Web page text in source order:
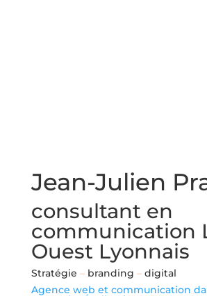
Jean-Julien
consultant en
communication
Ouest Lyonnais
Stratégie –branding –digital
Agence web et communication